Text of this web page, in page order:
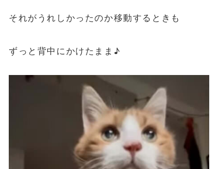
それがうれしかったのか移動するときも
ずっと背中にかけたまま♪